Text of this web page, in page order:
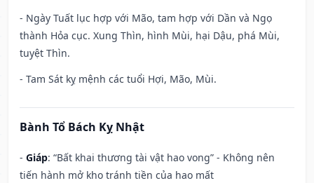
- Ngày Tuất lục hợp với Mão, tam hợp với Dần và Ngọ
thành Hỏa cục. Xung Thìn, hình Mùi, hại Dậu, phá Mùi,
tuyệt Thìn.
- Tam Sát kỵ mệnh các tuổi Hợi, Mão, Mùi.
Bành Tổ Bách Kỵ Nhật
- Giáp: “Bất khai thương tài vật hao vong” - Không nên
tiến hành mở kho tránh tiền của hao mất